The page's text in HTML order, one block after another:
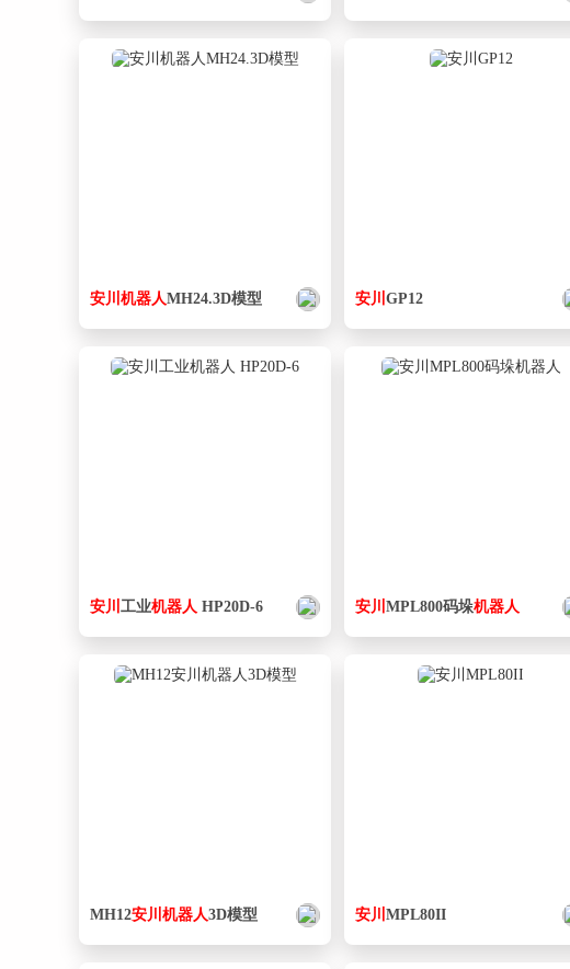
安川 机器人MH24.3D模型 安川GP12
安川 工业机器人 HP20D-6 安川MPL800码垛机器人
MH12安川 机器人3D模型 安川MPL80II